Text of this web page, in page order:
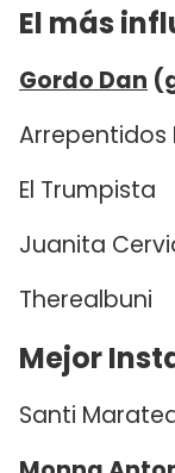
El más
Gordo Dan
Arrepentidos
El Trumpista
Juanita
Therealbuni
Mejor
Santi